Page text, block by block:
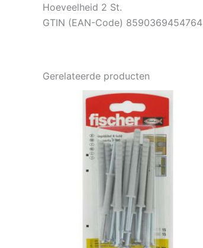
Hoeveelheid 2 St.
GTIN (EAN-Code) 8590369454764
Gerelateerde producten